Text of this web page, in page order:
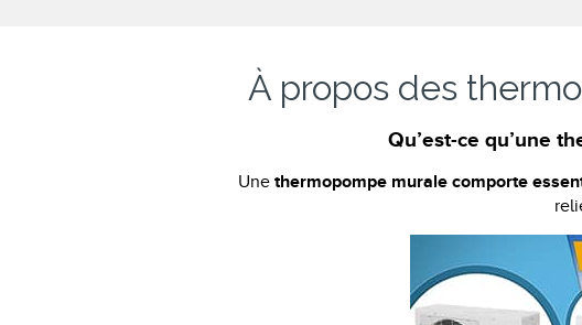
À propos des
Qu’est-ce qu’une
Une thermopompe murale comporte